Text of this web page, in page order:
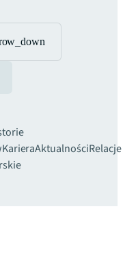
KarieraAktualnościRelacje